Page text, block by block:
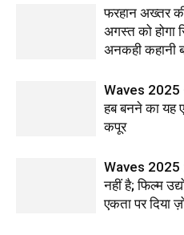
फरहान अख्तर
अगस्त को होगा
अनकही कहानी
Waves 2025
हब बनने का यह
कपूर
Waves 2025 :
नहीं है; फिल्म
एकता पर दिया